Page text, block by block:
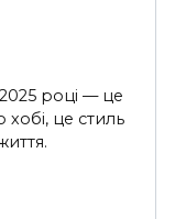
2025 році — це
хобі, це стиль